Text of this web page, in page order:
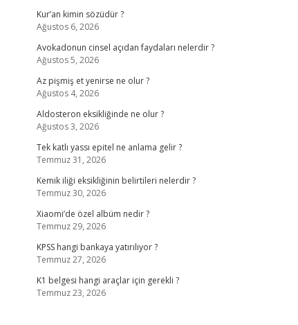
Kur’an kimin sözüdür ?
Ağustos 6, 2026
Avokadonun cinsel açıdan faydaları nelerdir ?
Ağustos 5, 2026
Az pişmiş et yenirse ne olur ?
Ağustos 4, 2026
Aldosteron eksikliğinde ne olur ?
Ağustos 3, 2026
Tek katlı yassı epitel ne anlama gelir ?
Temmuz 31, 2026
Kemik iliği eksikliğinin belirtileri nelerdir ?
Temmuz 30, 2026
Xiaomi’de özel albüm nedir ?
Temmuz 29, 2026
KPSS hangi bankaya yatırılıyor ?
Temmuz 27, 2026
K1 belgesi hangi araçlar için gerekli ?
Temmuz 23, 2026